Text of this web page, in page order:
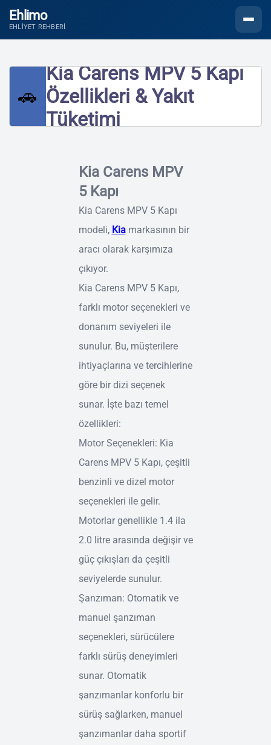
Ehlimo
EHLIYET REHBERI
🚗
Kia Carens MPV 5 Kapı
Özellikleri & Yakıt
Tüketimi
Kia Carens MPV
5 Kapı
Kia Carens MPV 5 Kapı
modeli, Kiamarkasının bir
aracı olarak karşımıza
çıkıyor.
Kia Carens MPV 5 Kapı,
farklı motor seçenekleri ve
donanım seviyeleri ile
sunulur. Bu, müşterilere
ihtiyaçlarına ve tercihlerine
göre bir dizi seçenek
sunar. İşte bazı temel
özellikleri:
Motor Seçenekleri: Kia
Carens MPV 5 Kapı, çeşitli
benzinli ve dizel motor
seçenekleri ile gelir.
Motorlar genellikle 1.4 ila
2.0 litre arasında değişir ve
güç çıkışları da çeşitli
seviyelerde sunulur.
Şanzıman: Otomatik ve
manuel şanzıman
seçenekleri, sürücülere
farklı sürüş deneyimleri
sunar. Otomatik
şanzımanlar konforlu bir
sürüş sağlarken, manuel
şanzımanlar daha sportif